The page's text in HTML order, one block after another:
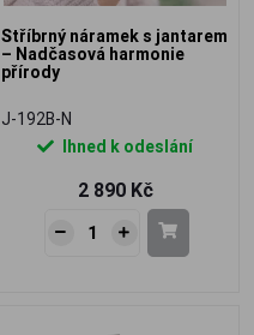
Stříbrný náramek s jantarem
– Nadčasová harmonie
přírody
J-192B-N
Ihned k odeslání
2 890 Kč